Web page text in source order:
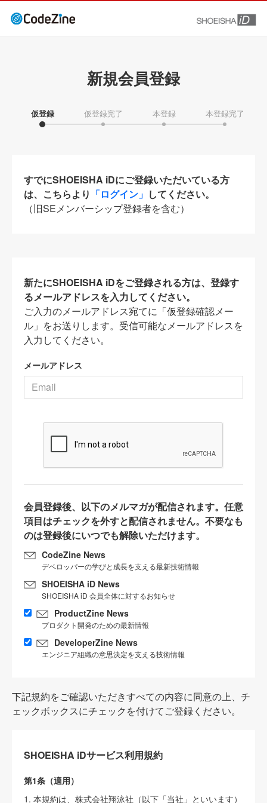
新規会員登録
仮登録 仮登録完了 本登録 本登録完了
すでにSHOEISHA iDにご登録いただいている方
は、こちらより 「ログイン」 してください。
（旧SEメンバーシップ登録者を含む）
新たにSHOEISHA iDをご登録される方は、登録す
るメールアドレスを入力してください。
ご入力のメールアドレス宛てに「仮登録確認メー
ル」をお送りします。受信可能なメールアドレスを
入力してください。
メールアドレス
会員登録後、以下のメルマガが配信されます。任意
項目はチェックを外すと配信されません。不要なも
のは登録後にいつでも解除いただけます。
CodeZine News
デベロッパーの学びと成長を支える最新技術情報
SHOEISHA iD News
SHOEISHA iD 会員全体に対するお知らせ
ProductZine News
プロダクト開発のための最新情報
DeveloperZine News
エンジニア組織の意思決定を支える技術情報
下記規約をご確認いただきすべての内容に同意の上、チ
ェックボックスにチェックを付けてご登録ください。
SHOEISHA iDサービス利用規約
第1条（適用）
1. 本規約は、株式会社翔泳社（以下「当社」といいます）